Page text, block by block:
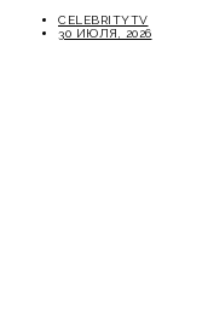
CELEBRITYTV
30 ИЮЛЯ, 2026